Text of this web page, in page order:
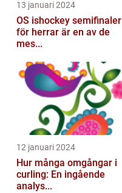
13 januari 2024
OS ishockey semifinaler
för herrar är en av de
mes...
12 januari 2024
Hur många omgångar i
curling: En ingående
analys...